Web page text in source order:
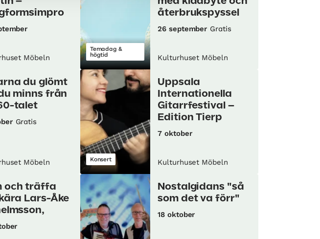
Möbeln
Temadag &
högtid
återbrukspyssel
26 september Gratis
Kulturhuset Möbeln
du glömt
minns från
talet
Gratis
Möbeln Konsert
Uppsala
Internationella
Gitarrfestival –
Edition Tierp
7 oktober
Kulturhuset Möbeln
och träffa
Lars-Åke
Nostalgidans "så
som det va förr"
18 oktober